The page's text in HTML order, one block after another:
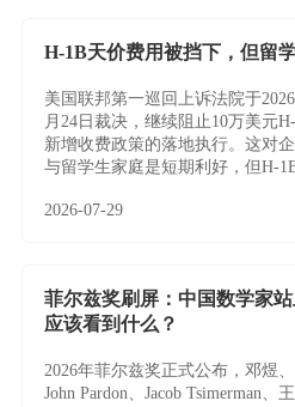
H-1B天价费用被挡下，但留
美国联邦第一巡回上诉法院于
月24日裁决，继续阻止10万美元
新增收费政策的落地执行。这对
与留学生家庭是短期利好，但H-
加权抽签、雇主绑定与临时身份
2026-07-29
菲尔兹奖刷屏：中国数学家
应该看到什么？
2026年菲尔兹奖正式公布，邓煜、
John Pardon、Jacob Tsimerman、